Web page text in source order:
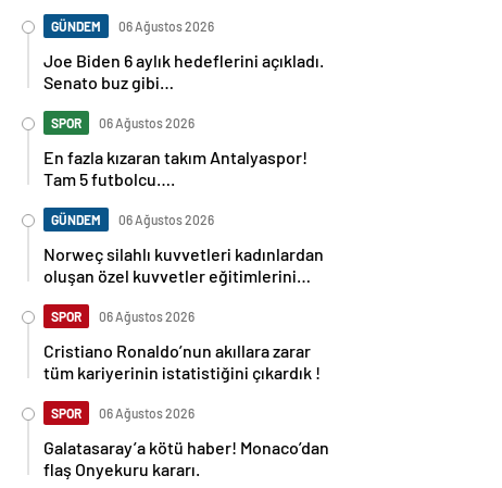
GÜNDEM 06 Ağustos 2026
Joe Biden 6 aylık hedeflerini açıkladı.
Senato buz gibi…
SPOR 06 Ağustos 2026
En fazla kızaran takım Antalyaspor!
Tam 5 futbolcu….
GÜNDEM 06 Ağustos 2026
Norweç silahlı kuvvetleri kadınlardan
oluşan özel kuvvetler eğitimlerini
SPOR 06 Ağustos 2026
Cristiano Ronaldo’nun akıllara zarar
tüm kariyerinin istatistiğini çıkardık !
SPOR 06 Ağustos 2026
Galatasaray’a kötü haber! Monaco’dan
flaş Onyekuru kararı.